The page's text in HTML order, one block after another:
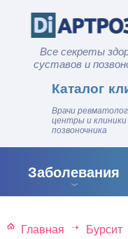
Все секреты
суставов и
Врачи
центры и
позвоночника
Заболевания
Главная Бурсит